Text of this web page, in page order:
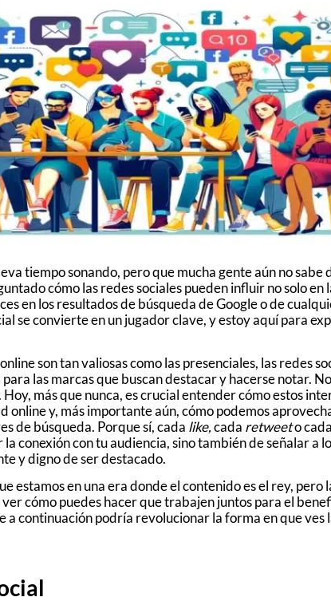
tiempo sonando, pero que mucha gente aún no sabe
cómo las redes sociales pueden influir no solo en
en los resultados de búsqueda de Google o de
se convierte en un jugador clave, y estoy aquí para
son tan valiosas como las presenciales, las redes
las marcas que buscan destacar y hacerse notar.
más que nunca, es crucial entender cómo estos
y, más importante aún, cómo podemos
de búsqueda. Porque sí, cada like,cada retweeto
conexión con tu audiencia, sino también de señalar a
y digno de ser destacado.
estamos en una era donde el contenido es el rey, pero
cómo puedes hacer que trabajen juntos para el
a continuación podría revolucionar la forma en que ves